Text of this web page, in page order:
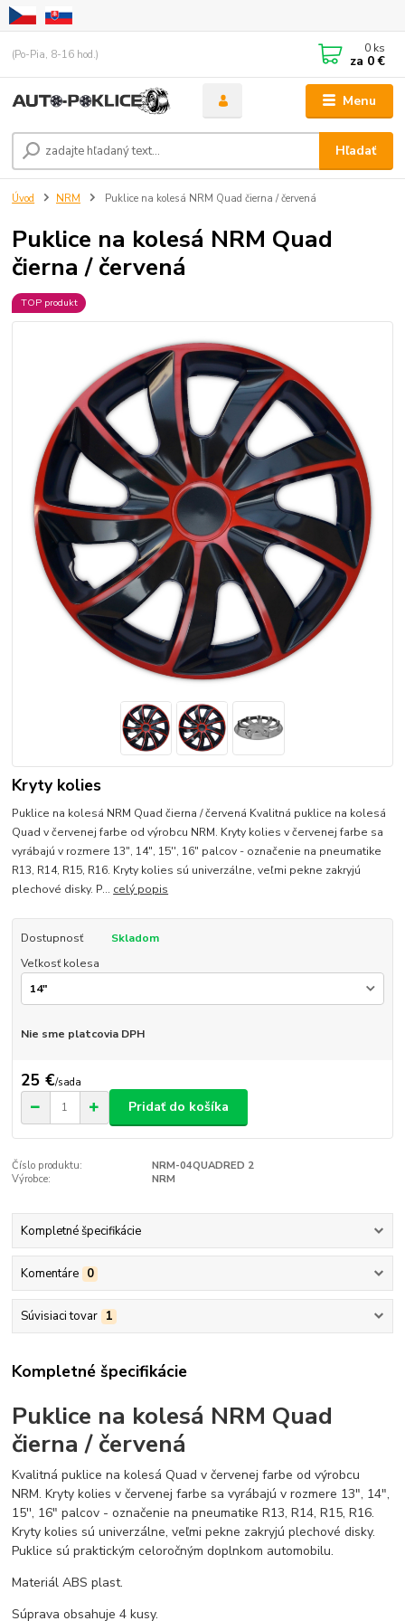
Menu
Hľadať
(Po-Pia, 8-16 hod.) 0 ks
za 0 €
Úvod NRM Puklice na kolesá NRM Quad čierna / červená
Puklice na kolesá NRM Quad
čierna / červená
TOP produkt
Kryty kolies
Puklice na kolesá NRM Quad čierna / červená Kvalitná puklice na kolesá
Quad v červenej farbe od výrobcu NRM. Kryty kolies v červenej farbe sa
vyrábajú v rozmere 13", 14", 15'', 16" palcov - označenie na pneumatike
R13, R14, R15, R16. Kryty kolies sú univerzálne, veľmi pekne zakryjú
plechové disky. P... celý popis
Dostupnosť
Skladom
Veľkosť kolesa
Nie sme platcovia DPH
25 €/sada
Pridať do košíka
Číslo produktu:
NRM-04QUADRED 2
Výrobce:
NRM
Kompletné špecifikácie
Komentáre 0
Súvisiaci tovar 1
Kompletné špecifikácie
Puklice na kolesá NRM Quad
čierna / červená
Kvalitná puklice na kolesá Quad v červenej farbe od výrobcu
NRM. Kryty kolies v červenej farbe sa vyrábajú v rozmere 13", 14",
15'', 16" palcov - označenie na pneumatike R13, R14, R15, R16.
Kryty kolies sú univerzálne, veľmi pekne zakryjú plechové disky.
Puklice sú praktickým celoročným doplnkom automobilu.
Materiál ABS plast.
Súprava obsahuje 4 kusy.